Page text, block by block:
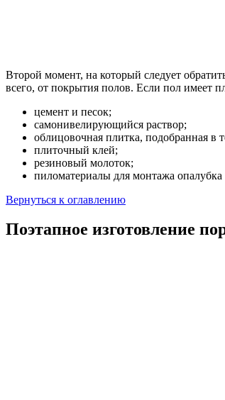
Второй момент, на который следует
всего, от покрытия полов. Если пол имеет
цемент и песок;
самонивелирующийся раствор;
облицовочная плитка, подобранная в
плиточный клей;
резиновый молоток;
пиломатериалы для монтажа опалубка
Вернуться к оглавлению
Поэтапное изготовление